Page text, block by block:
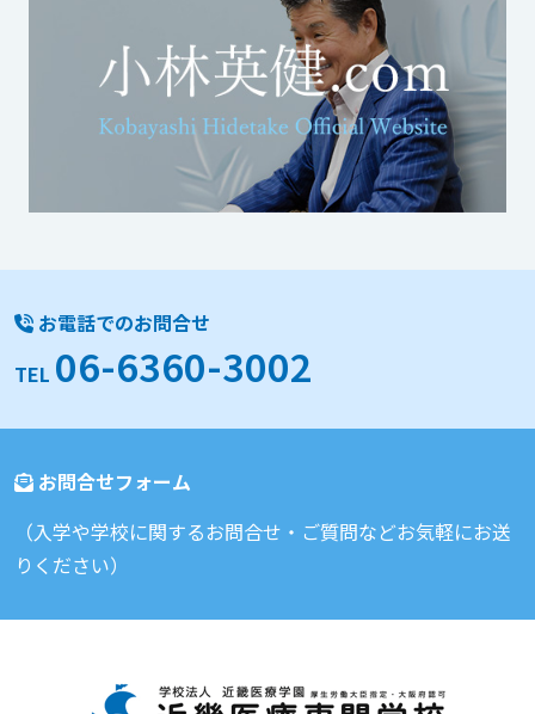
お電話でのお問合せ
TEL 06-6360-3002
お問合せフォーム
（入学や学校に関するお問合せ・ご質問などお気軽にお送
りください）